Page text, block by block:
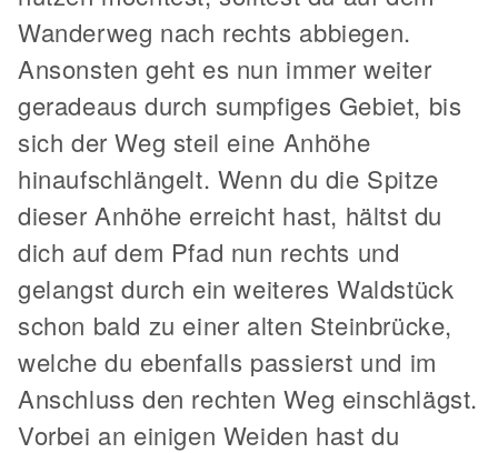
Wanderweg nach rechts abbiegen.
Ansonsten geht es nun immer weiter
geradeaus durch sumpfiges Gebiet, bis
sich der Weg steil eine Anhöhe
hinaufschlängelt. Wenn du die Spitze
dieser Anhöhe erreicht hast, hältst du
dich auf dem Pfad nun rechts und
gelangst durch ein weiteres Waldstück
schon bald zu einer alten Steinbrücke,
welche du ebenfalls passierst und im
Anschluss den rechten Weg einschlägst.
Vorbei an einigen Weiden hast du